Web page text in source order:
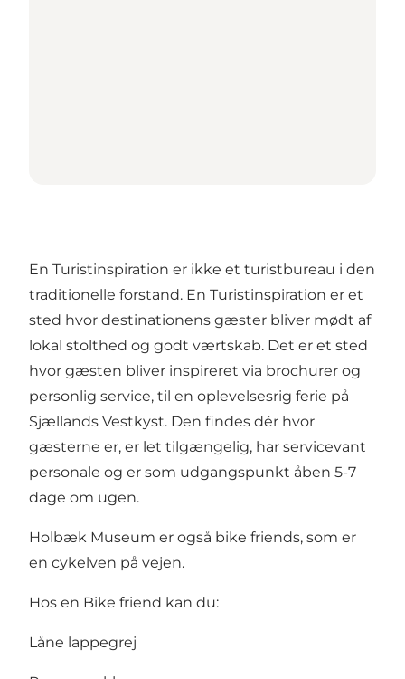
En Turistinspiration er ikke et turistbureau i den
traditionelle forstand. En Turistinspiration er et
sted hvor destinationens gæster bliver mødt af
lokal stolthed og godt værtskab. Det er et sted
hvor gæsten bliver inspireret via brochurer og
personlig service, til en oplevelsesrig ferie på
Sjællands Vestkyst. Den findes dér hvor
gæsterne er, er let tilgængelig, har servicevant
personale og er som udgangspunkt åben 5-7
dage om ugen.
Holbæk Museum er også bike friends, som er
en cykelven på vejen.
Hos en Bike friend kan du:
Låne lappegrej